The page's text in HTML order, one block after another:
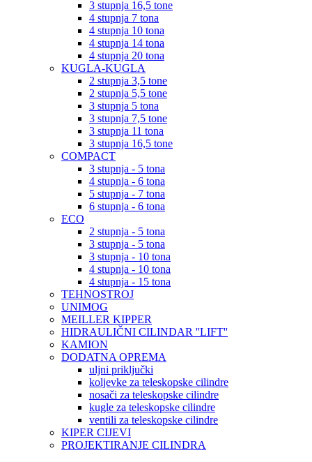
3 stupnja 16,5 tone
4 stupnja 7 tona
4 stupnja 10 tona
4 stupnja 14 tona
4 stupnja 20 tona
KUGLA-KUGLA
2 stupnja 3,5 tone
2 stupnja 5,5 tone
3 stupnja 5 tona
3 stupnja 7,5 tone
3 stupnja 11 tona
3 stupnja 16,5 tone
COMPACT
3 stupnja - 5 tona
4 stupnja - 6 tona
5 stupnja - 7 tona
6 stupnja - 6 tona
ECO
2 stupnja - 5 tona
3 stupnja - 5 tona
3 stupnja - 10 tona
4 stupnja - 10 tona
4 stupnja - 15 tona
TEHNOSTROJ
UNIMOG
MEILLER KIPPER
HIDRAULIČNI CILINDAR ''LIFT''
KAMION
DODATNA OPREMA
uljni priključki
koljevke za teleskopske cilindre
nosači za teleskopske cilindre
kugle za teleskopske cilindre
ventili za teleskopske cilindre
KIPER CIJEVI
PROJEKTIRANJE CILINDRA